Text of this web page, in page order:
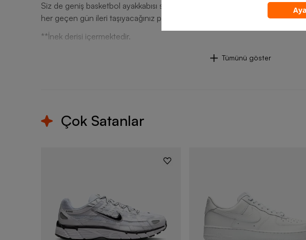
Siz de geniş basketbol ayakkabısı seçkisiyle basketbolseverlerin gözdesi
her geçen gün ileri taşıyacağınız performansınızla sahaların tozunu
**İnek derisi içermektedir.
Tümünü göster
Çok Satanlar